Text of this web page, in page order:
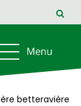
betteravière